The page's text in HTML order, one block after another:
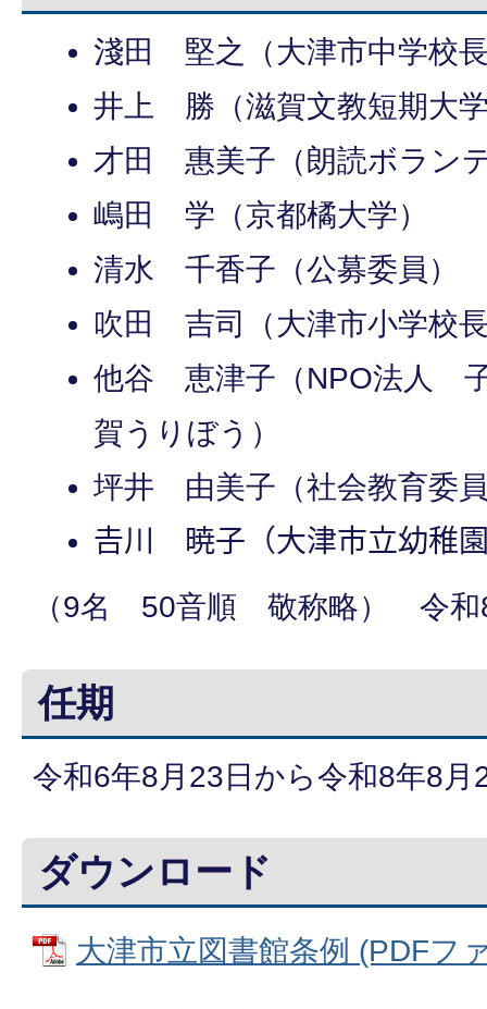
淺田 堅之（大津市中学校
井上 勝（滋賀文教短期大
才田 惠美子（朗読ボラン
嶋田 学（京都橘大学）
清水 千香子（公募委員）
吹田 吉司（大津市小学校
他谷 恵津子（NPO法人
賀うりぼう）
坪井 由美子（社会教育委
𠮷川 暁子（大津市立幼稚
（9名 50音順 敬称略） 令和
任期
令和6年8月23日から令和8年8月
ダウンロード
大津市立図書館条例 (PDFフ